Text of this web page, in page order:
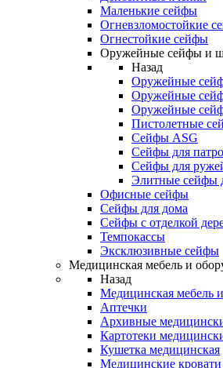
Маленькие сейфы
Огневзломостойкие
Огнестойкие сейфы
Оружейные сейфы и
Назад
Оружейные
Оружейные
Оружейные
Пистолетные
Сейфы ASG
Сейфы для
Сейфы для
Элитные сейфы
Офисные сейфы
Сейфы для дома
Сейфы с отделкой
Темпокассы
Эксклюзивные сейфы
Медицинская мебель и
Назад
Медицинская мебель
Аптечки
Архивные
Картотеки
Кушетка медицинская
Медицинские кровати